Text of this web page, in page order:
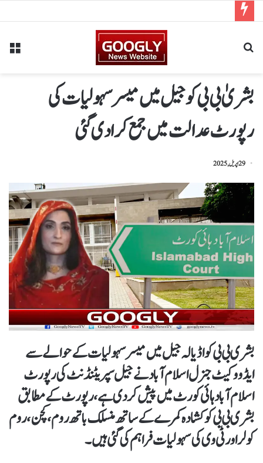
بشریٰ بی بی کو جیل میں میسر سہولیات کی
رپورٹ عدالت میں جمع کرادی گئی
29 اپریل, 2025
بشری بی بی کو اڈیالہ جیل میں میسر سہولیات کے حوالے سے
ایڈووکیٹ جنرل اسلام آباد نے جیل سپریٹنڈنٹ کی رپورٹ
اسلام آباد ہائی کورٹ میں پیش کردی ہے، رپورٹ کے مطابق
بشری بی بی کو کشادہ کمرے کے ساتھ منسلک باتھ روم،کچن،روم
کولر اور ٹی وی کی سہولیات فراہم کی گئی ہیں۔